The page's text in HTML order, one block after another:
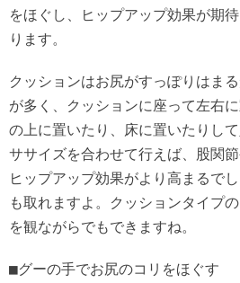
をほぐし、ヒップアップ効果が期
ります。
クッションはお尻がすっぽりはま
が多く、クッションに座って左右
の上に置いたり、床に置いたりし
ササイズを合わせて行えば、股関
ヒップアップ効果がより高まるで
も取れますよ。クッションタイプ
を観ながらでもできますね。
■グーの手でお尻のコリをほぐす